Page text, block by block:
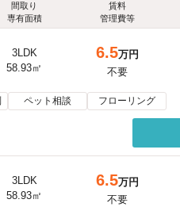
間取り
専有面積
賃料
管理費等
3LDK
58.93㎡
6.5万円
不要
ペット相談 フローリング
3LDK
58.93㎡
6.5万円
不要